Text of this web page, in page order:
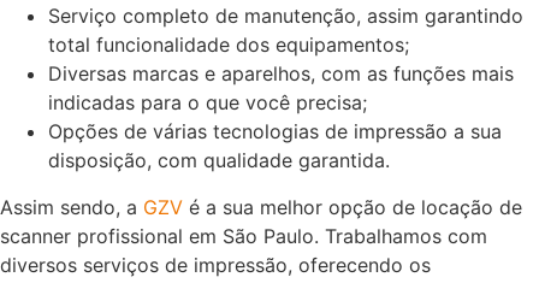
Serviço completo de manutenção, assim garantindo
total funcionalidade dos equipamentos;
Diversas marcas e aparelhos, com as funções mais
indicadas para o que você precisa;
Opções de várias tecnologias de impressão a sua
disposição, com qualidade garantida.
Assim sendo, a GZV é a sua melhor opção de locação de
scanner profissional em São Paulo. Trabalhamos com
diversos serviços de impressão, oferecendo os